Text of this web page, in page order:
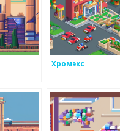
Хромэкс